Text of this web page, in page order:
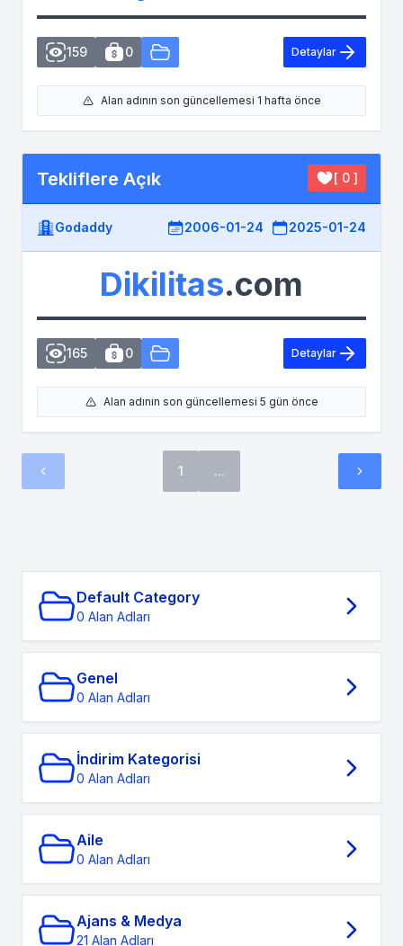
159 0 Detaylar
Alan adının son güncellemesi 1 hafta önce
Tekliflere Açık [ 0 ]
Godaddy 2006-01-24 2025-01-24
Dikilitas.com
165 0 Detaylar
Alan adının son güncellemesi 5 gün önce
1 ...
Default Category
0 Alan Adları
Genel
0 Alan Adları
İndirim Kategorisi
0 Alan Adları
Aile
0 Alan Adları
Ajans & Medya
21 Alan Adları